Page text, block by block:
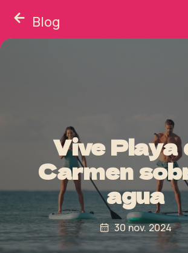
Blog
Vive Playa
Carmen
agua
30 nov. 2024